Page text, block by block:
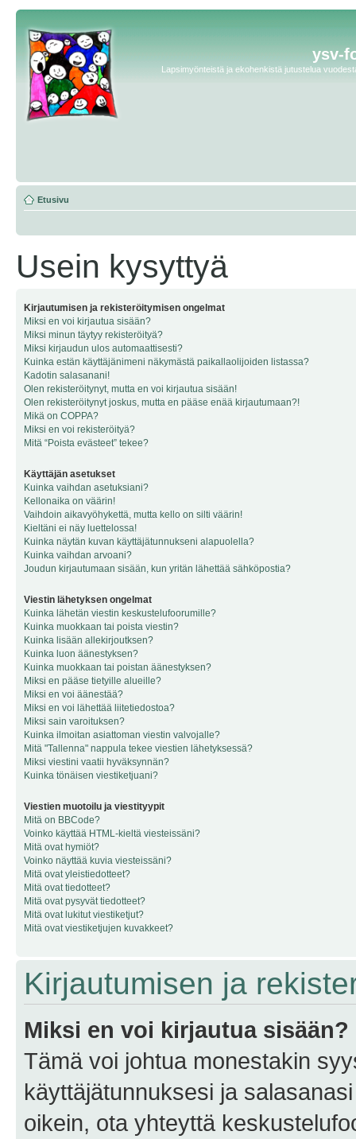
ysv-
Lapsimyönteistä ja ekohenkistä jutustelua
Etusivu
Usein kysyttyä
Kirjautumisen ja rekisteröitymisen ongelmat
Miksi en voi kirjautua sisään?
Miksi minun täytyy rekisteröityä?
Miksi kirjaudun ulos automaattisesti?
Kuinka estän käyttäjänimeni näkymästä paikallaolijoiden listassa?
Kadotin salasanani!
Olen rekisteröitynyt, mutta en voi kirjautua sisään!
Olen rekisteröitynyt joskus, mutta en pääse enää kirjautumaan?!
Mikä on COPPA?
Miksi en voi rekisteröityä?
Mitä “Poista evästeet” tekee?
Käyttäjän asetukset
Kuinka vaihdan asetuksiani?
Kellonaika on väärin!
Vaihdoin aikavyöhykettä, mutta kello on silti väärin!
Kieltäni ei näy luettelossa!
Kuinka näytän kuvan käyttäjätunnukseni alapuolella?
Kuinka vaihdan arvoani?
Joudun kirjautumaan sisään, kun yritän lähettää sähköpostia?
Viestin lähetyksen ongelmat
Kuinka lähetän viestin keskustelufoorumille?
Kuinka muokkaan tai poista viestin?
Kuinka lisään allekirjoutksen?
Kuinka luon äänestyksen?
Kuinka muokkaan tai poistan äänestyksen?
Miksi en pääse tietyille alueille?
Miksi en voi äänestää?
Miksi en voi lähettää liitetiedostoa?
Miksi sain varoituksen?
Kuinka ilmoitan asiattoman viestin valvojalle?
Mitä "Tallenna" nappula tekee viestien lähetyksessä?
Miksi viestini vaatii hyväksynnän?
Kuinka tönäisen viestiketjuani?
Viestien muotoilu ja viestityypit
Mitä on BBCode?
Voinko käyttää HTML-kieltä viesteissäni?
Mitä ovat hymiöt?
Voinko näyttää kuvia viesteissäni?
Mitä ovat yleistiedotteet?
Mitä ovat tiedotteet?
Mitä ovat pysyvät tiedotteet?
Mitä ovat lukitut viestiketjut?
Mitä ovat viestiketjujen kuvakkeet?
Kirjautumisen ja
Miksi en voi kirjautua sisään?
Tämä voi johtua monestakin
käyttäjätunnuksesi ja
oikein, ota yhteyttä